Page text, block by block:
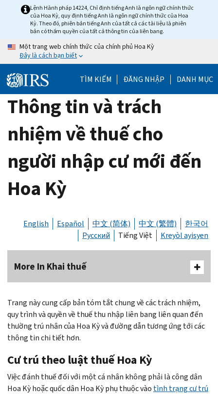
Lệnh Hành pháp 14224, Chỉ định tiếng Anh là ngôn ngữ chính thức
của Hoa Kỳ, quy định tiếng Anh là ngôn ngữ chính thức của Hoa
Kỳ. Theo đó, phiên bản tiếng Anh của tất cả các tài liệu là phiên
bản có thẩm quyền của tất cả thông tin của liên bang.
Một trang web chính thức của chính phủ Hoa Kỳ
Đây là cách bạn biết
TÌM KIẾM ĐĂNG NHẬP DANH MỤC
Thông tin và trách
nhiệm về thuế cho
người nhập cư mới đến
Hoa Kỳ
English Español 中文 (简体) 中文 (繁體)
한국어
Русский
Tiếng Việt Kreyòl ayisyen
More In Khai thuế
Trang này cung cấp bản tóm tắt chung về các trách nhiệm,
quy trình và quyền về thuế thu nhập liên bang liên quan đến
thường trú nhân của Hoa Kỳ và đường dẫn tương ứng tới các
thông tin chi tiết hơn.
Cư trú theo luật thuế Hoa Kỳ
Việc đánh thuế đối với một cá nhân không phải là công dân
Hoa Kỳ hoặc quốc dân Hoa Kỳ phụ thuộc vào tình trạng cư trú